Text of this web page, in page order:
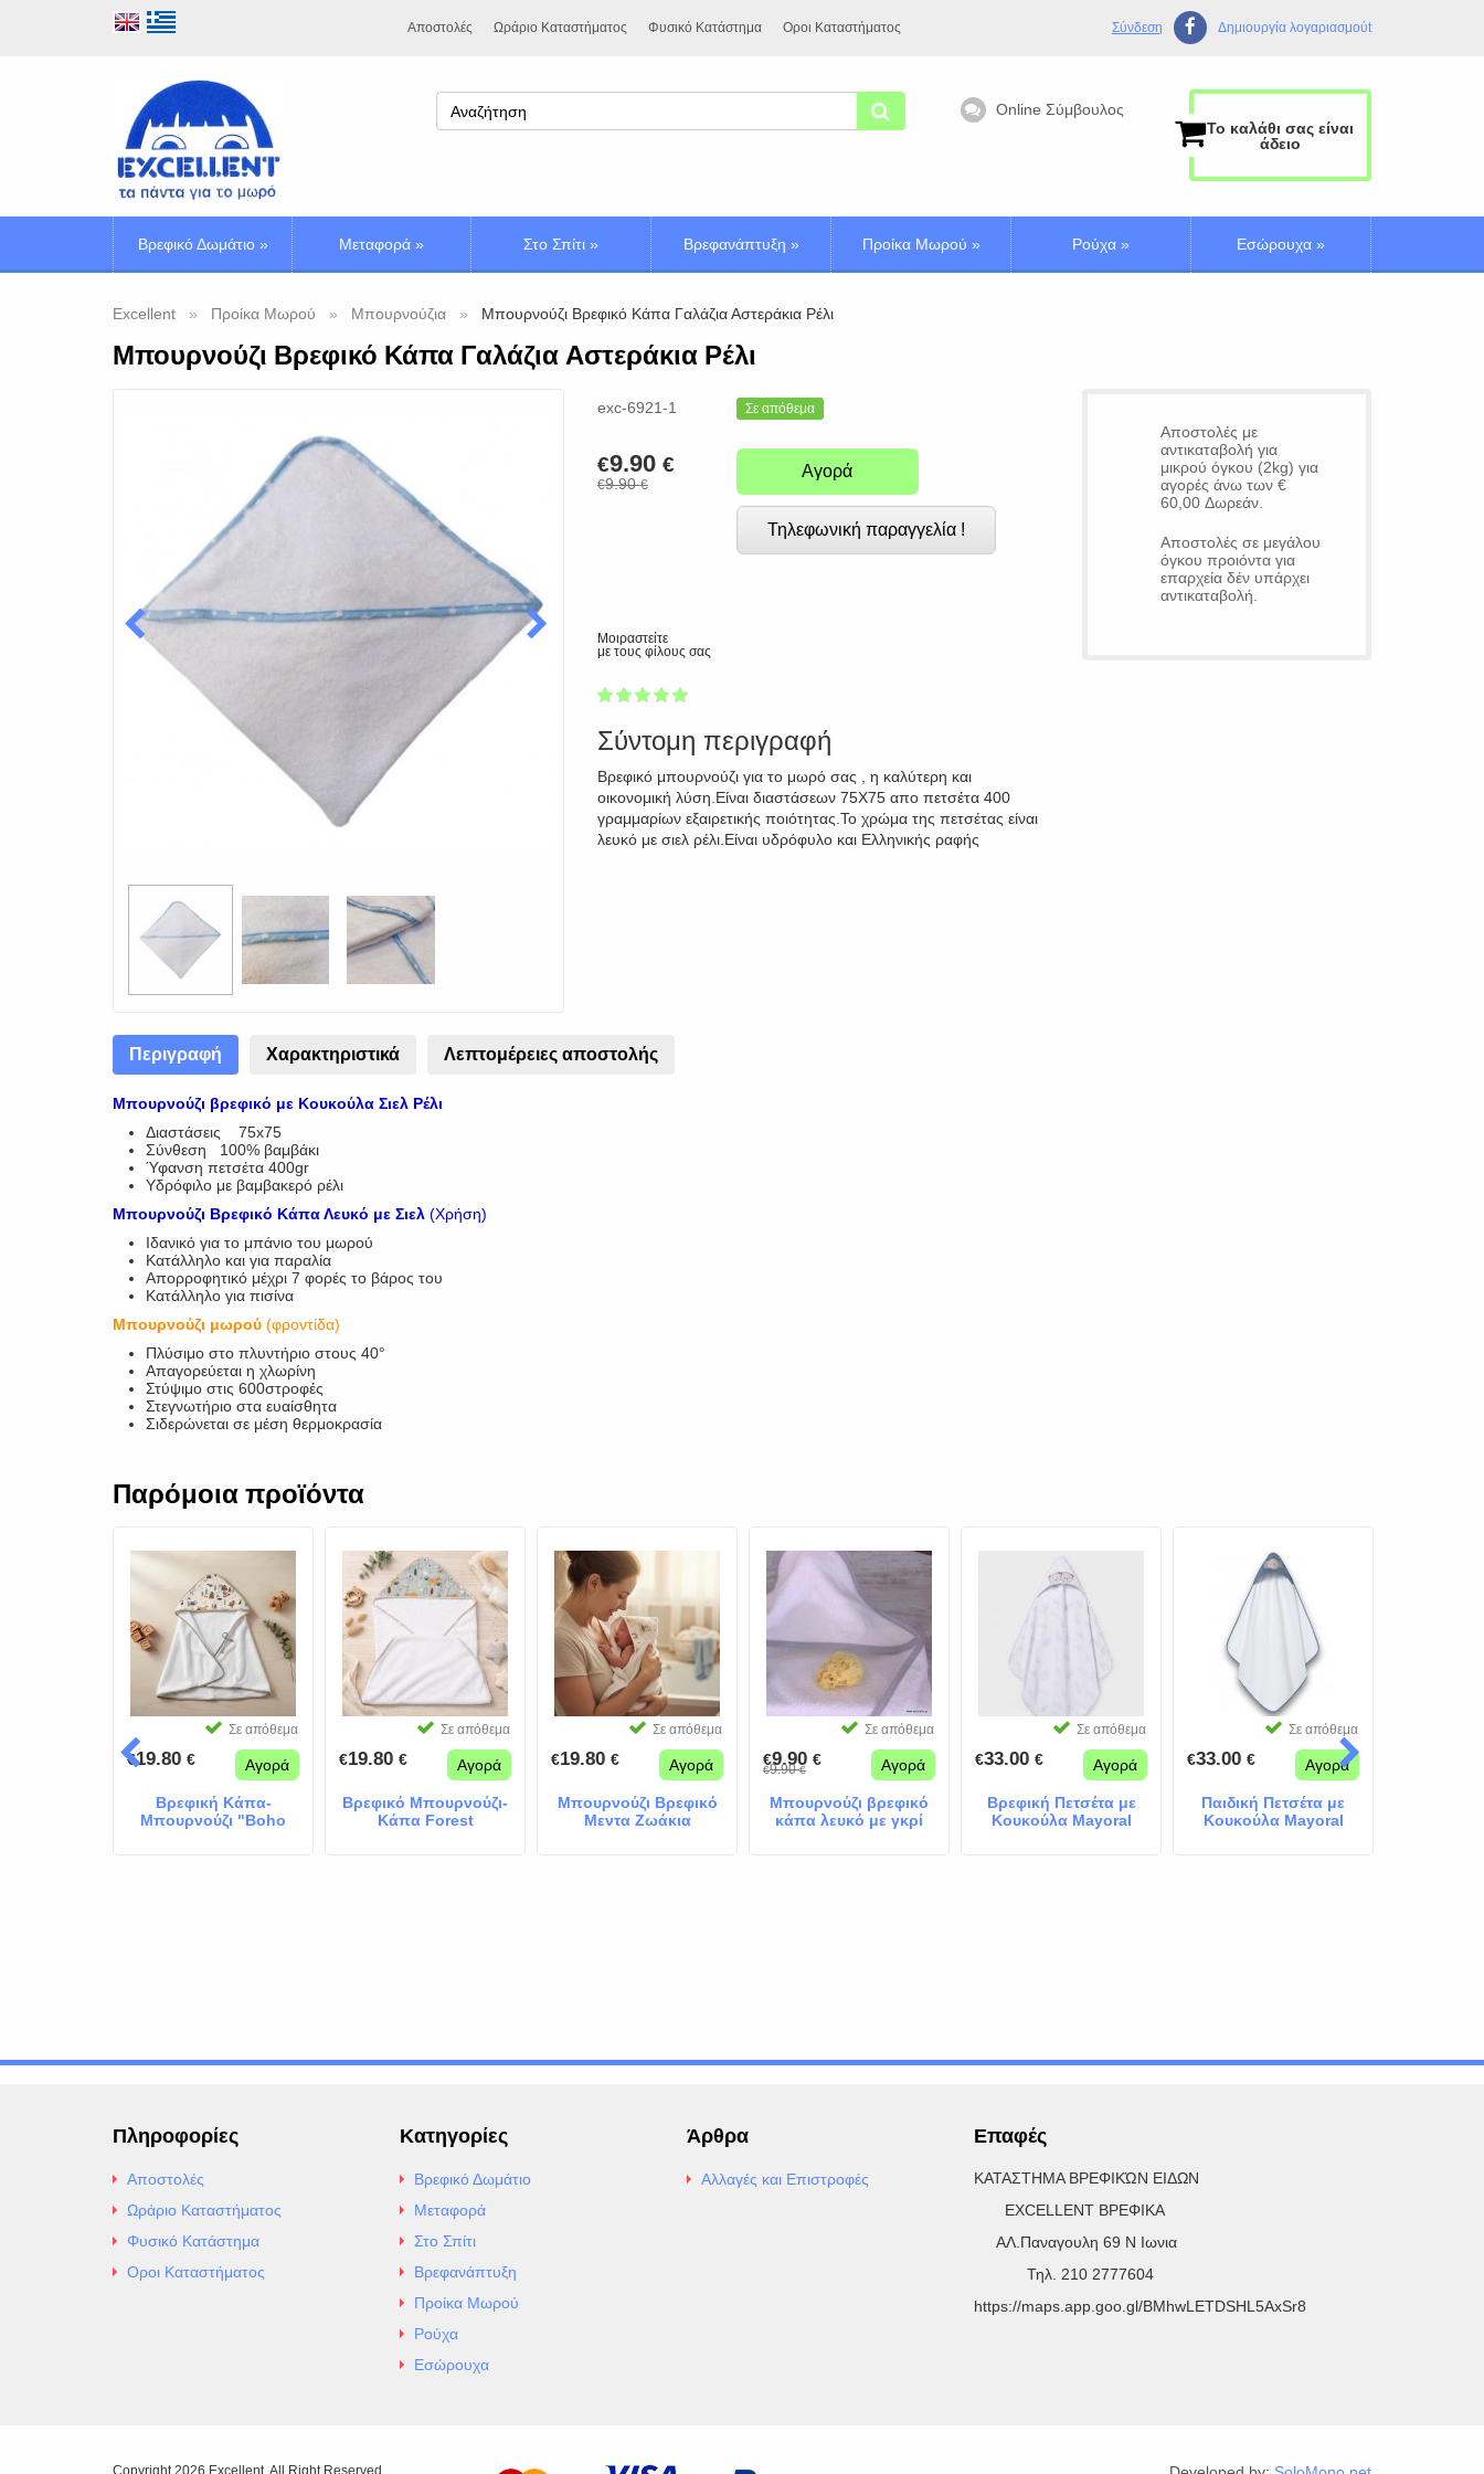
Σύνδεση Δημιουργία λογαριασμούt
Αποστολές Ωράριο Καταστήματος Φυσικό Κατάστημα Οροι Καταστήματος
Online Σύμβουλος
Το καλάθι σας είναι
άδειο
Βρεφικό Δωμάτιο» Μεταφορά » Στο Σπίτι » Βρεφανάπτυξη » Προίκα Μωρού » Ρούχα » Εσώρουχα »
Excellent Προίκα Μωρού Μπουρνούζια Μπουρνούζι Βρεφικό Κάπα Γαλάζια Αστεράκια Ρέλι
Μπουρνούζι Βρεφικό Κάπα Γαλάζια Αστεράκια Ρέλι
exc-6921-1 Σε απόθεμα
€9.90 €
€9.90€
Αγορά
Τηλεφωνική παραγγελία !
Μοιραστείτε
με τους φίλους σας
1
2
3
4
5
Σύντομη περιγραφή
Βρεφικό μπουρνούζι για το μωρό σας , η καλύτερη και
οικονομική λύση.Είναι διαστάσεων 75Χ75 απο πετσέτα 400
γραμμαρίων εξαιρετικής ποιότητας.Το χρώμα της πετσέτας είναι
λευκό με σιελ ρέλι.Είναι υδρόφυλο και Ελληνικής ραφής
Αποστολές με
αντικαταβολή για
μικρού όγκου (2kg) για
αγορές άνω των €
60,00 Δωρεάν.
Αποστολές σε μεγάλου
όγκου προιόντα για
επαρχεία δέν υπάρχει
αντικαταβολή.
Περιγραφή Χαρακτηριστικά Λεπτομέρειες αποστολής
Μπουρνούζι βρεφικό με Κουκούλα Σιελ Ρέλι
Διαστάσεις 75x75
Σύνθεση 100% βαμβάκι
Ύφανση πετσέτα 400gr
Υδρόφιλο με βαμβακερό ρέλι
Μπουρνούζι Βρεφικό Κάπα Λευκό με Σιελ (Χρήση)
Ιδανικό για το μπάνιο του μωρού
Κατάλληλο και για παραλία
Απορροφητικό μέχρι 7 φορές το βάρος του
Κατάλληλο για πισίνα
Μπουρνούζι μωρού (φροντίδα)
Πλύσιμο στο πλυντήριο στους 40°
Απαγορεύεται η χλωρίνη
Στύψιμο στις 600στροφές
Στεγνωτήριο στα ευαίσθητα
Σιδερώνεται σε μέση θερμοκρασία
Παρόμοια προϊόντα
Σε απόθεμα
€19.80 € Αγορά
Βρεφική Κάπα-
Μπουρνούζι "Boho
Σε απόθεμα
€19.80 € Αγορά
Βρεφικό Μπουρνούζι-
Κάπα Forest
Σε απόθεμα
€19.80 € Αγορά
Μπουρνούζι Βρεφικό
Μεντα Ζωάκια
Σε απόθεμα
€9.90 €
€9.90€ Αγορά
Μπουρνούζι βρεφικό
κάπα λευκό με γκρί
Σε απόθεμα
€33.00 € Αγορά
Βρεφική Πετσέτα με
Κουκούλα Mayoral
Σε απόθεμα
€33.00 € Αγορά
Παιδική Πετσέτα με
Κουκούλα Mayoral
Πληροφορίες
Αποστολές
Ωράριο Καταστήματος
Φυσικό Κατάστημα
Οροι Καταστήματος
Κατηγορίες
Βρεφικό Δωμάτιο
Μεταφορά
Στο Σπίτι
Βρεφανάπτυξη
Προίκα Μωρού
Ρούχα
Εσώρουχα
Άρθρα
Αλλαγές και Επιστροφές
Επαφές
ΚΑΤΑΣΤΗΜΑ ΒΡΕΦΙΚΏΝ ΕΙΔΩΝ
EXCELLENT ΒΡΕΦΙΚΑ
ΑΛ.Παναγουλη 69 Ν Ιωνια
Τηλ. 210 2777604
https://maps.app.goo.gl/BMhwLETDSHL5AxSr8
Copyright 2026 Excellent. All Right Reserved